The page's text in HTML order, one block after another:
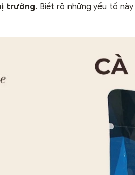
trường. Biết rõ những yếu tố